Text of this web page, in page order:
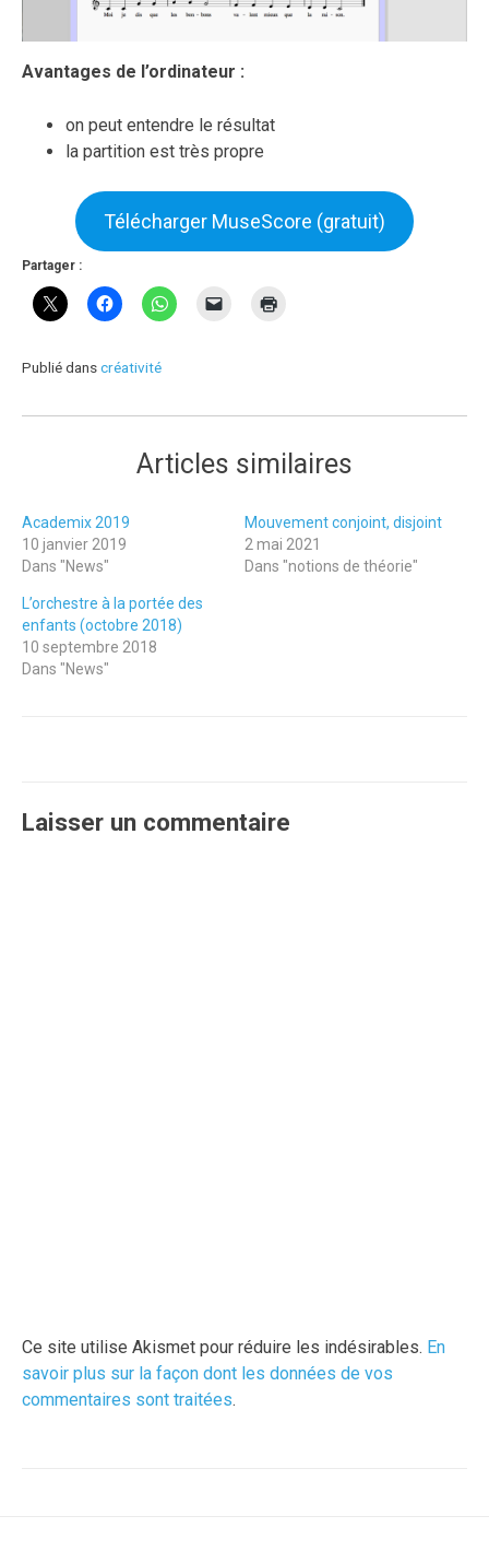
Avantages de l’ordinateur :
on peut entendre le résultat
la partition est très propre
Télécharger MuseScore (gratuit)
Partager :
Publié danscréativité
Articles similaires
Academix 2019
10 janvier 2019
Dans "News"
Mouvement conjoint, disjoint
2 mai 2021
Dans "notions de théorie"
L’orchestre à la portée des
enfants (octobre 2018)
10 septembre 2018
Dans "News"
Laisser un commentaire
Ce site utilise Akismet pour réduire les indésirables. En
savoir plus sur la façon dont les données de vos
commentaires sont traitées.